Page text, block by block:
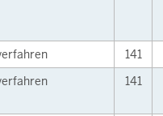
141
141